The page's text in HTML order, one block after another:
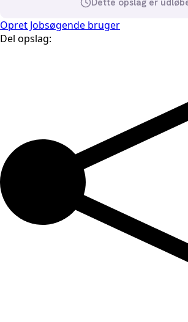
Opret Jobsøgende bruger
Del opslag: